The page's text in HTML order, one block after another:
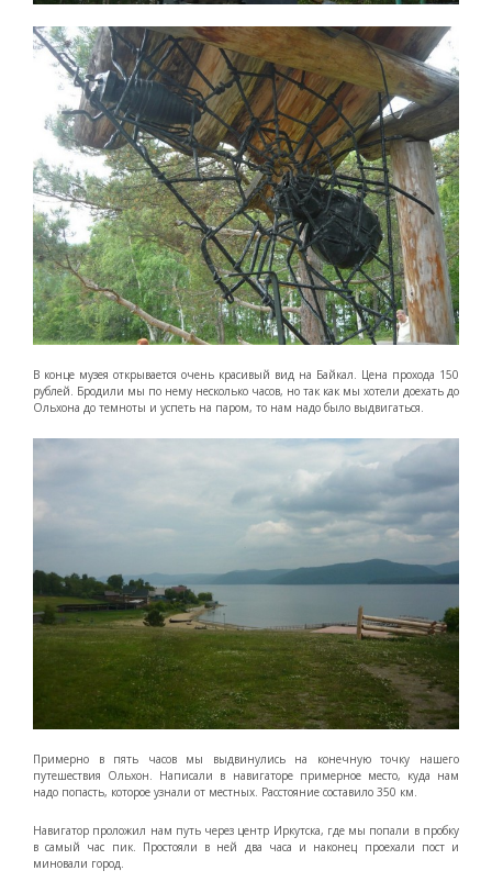
В конце музея открывается очень красивый вид на Байкал. Цена прохода 150
рублей. Бродили мы по нему несколько часов, но так как мы хотели доехать до
Ольхона до темноты и успеть на паром, то нам надо было выдвигаться.
Примерно в пять часов мы выдвинулись на конечную точку нашего
путешествия Ольхон. Написали в навигаторе примерное место, куда нам
надо попасть, которое узнали от местных. Расстояние составило 350 км.
Навигатор проложил нам путь через центр Иркутска, где мы попали в пробку
в самый час пик. Простояли в ней два часа и наконец проехали пост и
миновали город.